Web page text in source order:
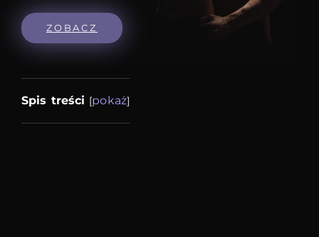
ZOBACZ
Spis treści [pokaż]